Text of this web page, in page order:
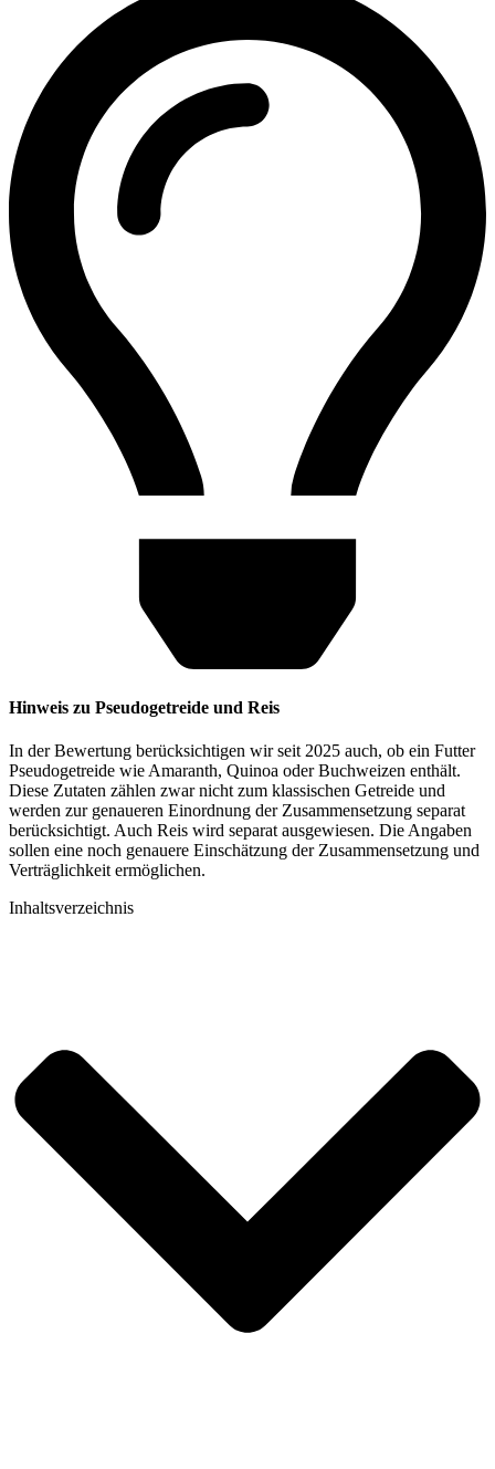
Hinweis zu Pseudogetreide und Reis
In der Bewertung berücksichtigen wir seit 2025 auch, ob ein Futter
Pseudogetreide wie Amaranth, Quinoa oder Buchweizen enthält.
Diese Zutaten zählen zwar nicht zum klassischen Getreide und
werden zur genaueren Einordnung der Zusammensetzung separat
berücksichtigt. Auch Reis wird separat ausgewiesen. Die Angaben
sollen eine noch genauere Einschätzung der Zusammensetzung und
Verträglichkeit ermöglichen.
Inhaltsverzeichnis​